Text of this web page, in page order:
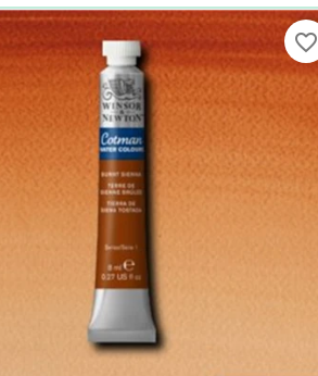
favorite_border